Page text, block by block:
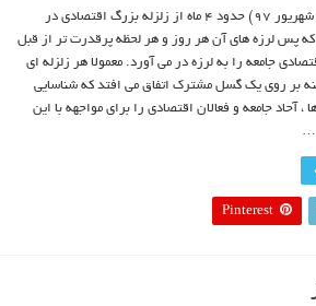
تا این لحظه (نیمه شهریور ۹۷) حدود ۴ ماه از زلزله بزرگ اقتصادی در
پس لرزه های آن هر روز و هر لحظه پرقدرت تر از قبل
جامعه را به لرزه در می آورد. معمولا هر زلزله ای
بر روی یک گسل مشترک اتفاق می افتد که شناسایی
، آحاد جامعه و فعالان اقتصادی را برای مواجهه با این
…
Pinterest